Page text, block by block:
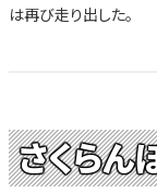
は再び走り出した。
さくら